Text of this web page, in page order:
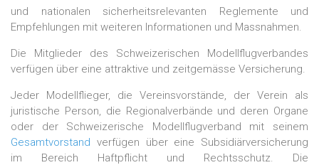
und nationalen sicherheitsrelevanten Reglemente und
Empfehlungen mit weiteren Informationen und Massnahmen.
Die Mitglieder des Schweizerischen Modellflugverbandes
verfügen über eine attraktive und zeitgemässe Versicherung.
Jeder Modellflieger, die Vereinsvorstände, der Verein als
juristische Person, die Regionalverbände und deren Organe
oder der Schweizerische Modellflugverband mit seinem
Gesamtvorstand verfügen über eine Subsidiärversicherung
im Bereich Haftpflicht und Rechtsschutz. Die